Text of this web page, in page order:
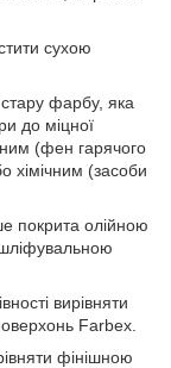
сухою
фарбу, яка
до міцної
(фен гарячого
хімічним (засоби
покрита олійною
вирівняти
Farbex.
фінішною